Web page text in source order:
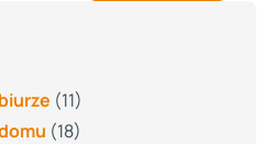
(11)
(18)